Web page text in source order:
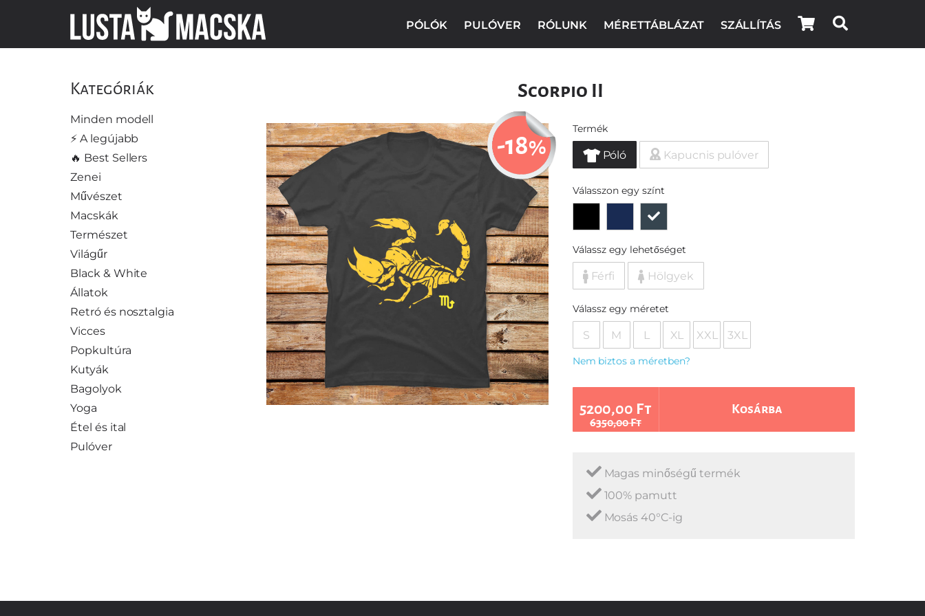
PÓLÓK PULÓVER RÓLUNK MÉRETTÁBLÁZAT SZÁLLÍTÁS
Kategóriák
Minden modell
⚡️ A legújabb
🔥 Best Sellers
Zenei
Művészet
Macskák
Természet
Világűr
Black & White
Állatok
Retró és nosztalgia
Vicces
Popkultúra
Kutyák
Bagolyok
Yoga
Étel és ital
Pulóver
Scorpio II
-18%
Termék
Póló Kapucnis pulóver
Válasszon egy színt
Válassz egy lehetőséget
Férfi Hölgyek
Válassz egy méretet
S M L XL XXL 3XL
Nem biztos a méretben?
5200,00 Ft
6350,00 Ft
Kosárba
Magas minőségű termék
100% pamutt
Mosás 40°C-ig